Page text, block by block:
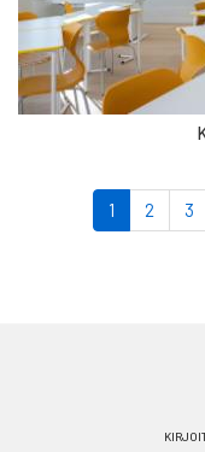
sivu
1 Sivu
2 3